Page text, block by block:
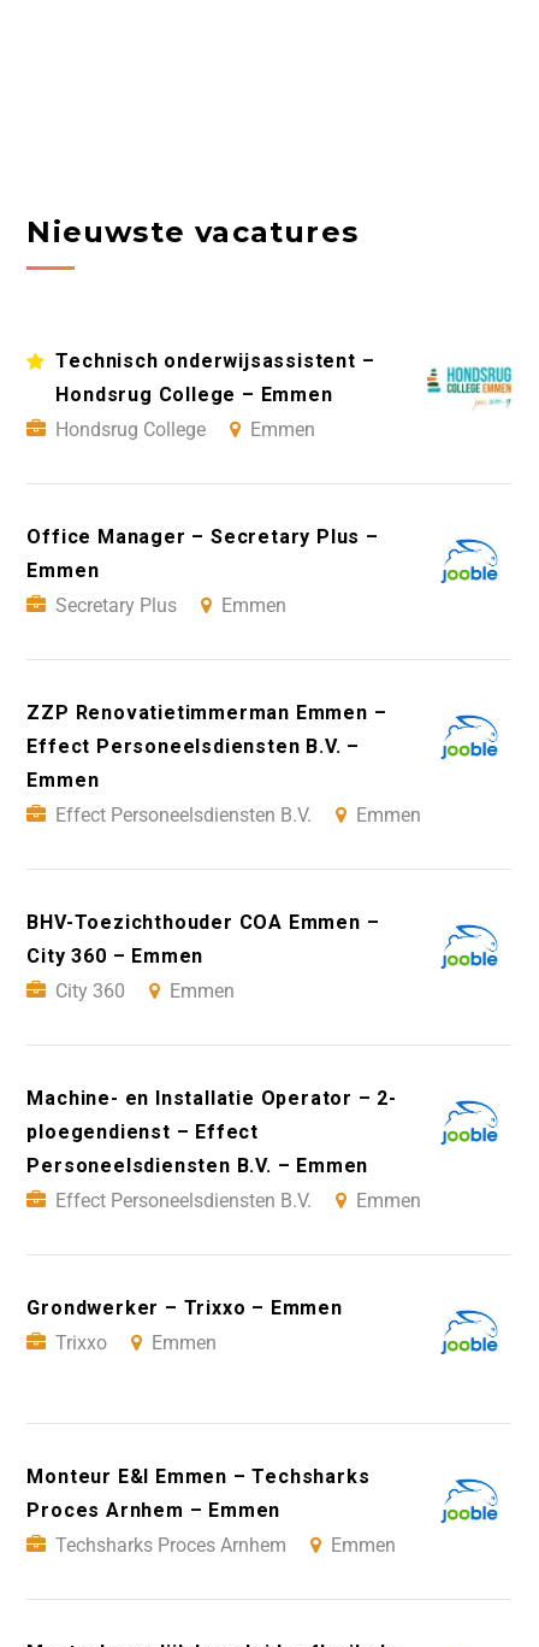
Nieuwste vacatures
Technisch onderwijsassistent –
Hondsrug College – Emmen
Hondsrug College
Emmen
Office Manager – Secretary Plus –
Emmen
Secretary Plus
Emmen
ZZP Renovatietimmerman Emmen –
Effect Personeelsdiensten B.V. –
Emmen
Effect Personeelsdiensten B.V.
Emmen
BHV-Toezichthouder COA Emmen –
City 360 – Emmen
City 360
Emmen
Machine- en Installatie Operator – 2-
ploegendienst – Effect
Personeelsdiensten B.V. – Emmen
Effect Personeelsdiensten B.V.
Emmen
Grondwerker – Trixxo – Emmen
Trixxo
Emmen
Monteur E&I Emmen – Techsharks
Proces Arnhem – Emmen
Techsharks Proces Arnhem
Emmen